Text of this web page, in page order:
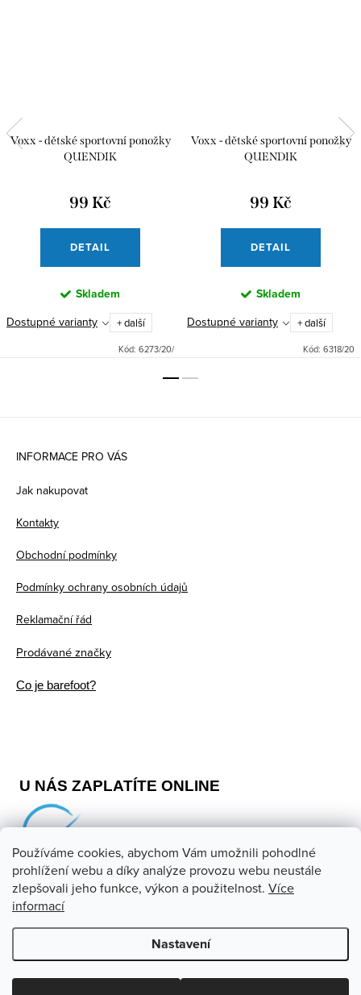
Používáme cookies, abychom Vám umožnili pohodlné
prohlížení webu a díky analýze provozu webu neustále
zlepšovali jeho funkce, výkon a použitelnost. Více
informací
Nastavení
Voxx - dětské sportovní ponožky
QUENDIK
99 Kč
DETAIL
Skladem
Dostupné varianty
+ další
Kód: 6273/20/
Voxx - dětské sportovní ponožky
QUENDIK
99 Kč
DETAIL
Skladem
Dostupné varianty
+ další
Kód: 6318/20
INFORMACE PRO VÁS
Jak nakupovat
Kontakty
Obchodní podmínky
Podmínky ochrany osobních údajů
Reklamační řád
Prodávané značky
Co je barefoot?
U NÁS ZAPLATÍTE ONLINE
Upravit nastavení cookies